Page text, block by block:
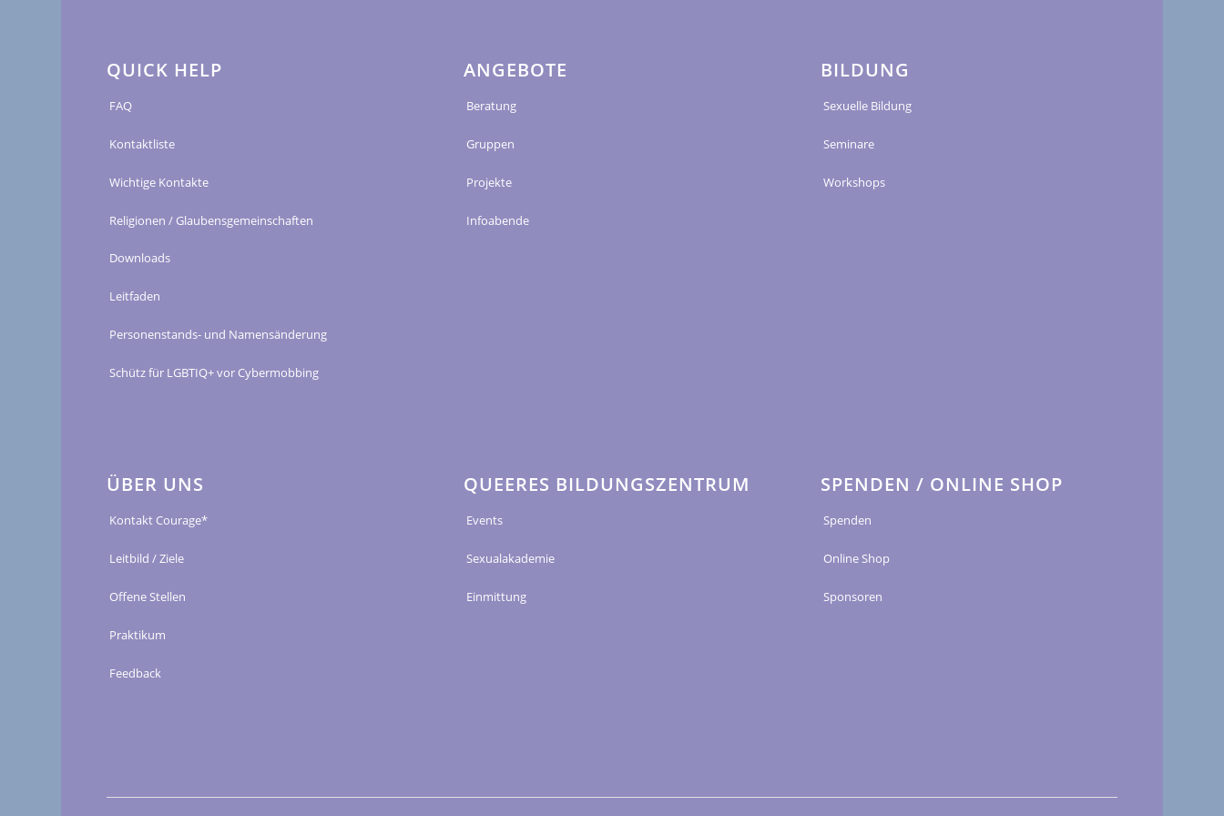
QUICK HELP
FAQ
Kontaktliste
Wichtige Kontakte
Religionen / Glaubensgemeinschaften
Downloads
Leitfaden
Personenstands- und Namensänderung
Schütz für LGBTIQ+ vor Cybermobbing
ANGEBOTE
Beratung
Gruppen
Projekte
Infoabende
BILDUNG
Sexuelle Bildung
Seminare
Workshops
ÜBER UNS
Kontakt Courage*
Leitbild / Ziele
Offene Stellen
Praktikum
Feedback
QUEERES BILDUNGSZENTRUM
Events
Sexualakademie
Einmittung
SPENDEN / ONLINE SHOP
Spenden
Online Shop
Sponsoren